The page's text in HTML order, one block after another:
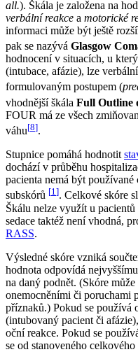
all.). Škála je založena na
verbální reakce a motorické
informaci může být ještě
pak se nazývá Glasgow
hodnocení v situacích, u
(intubace, afázie), lze
formulovaným postupem (
vhodnější škála Full Outline
FOUR má ze všech
váhu[8].
Stupnice pomáhá hodnotit
dochází v průběhu
pacienta nemá být
subskórů [1]. Celkové skóre
Škálu nelze využít u
sedace taktéž není vhodná,
RASS.
Výsledné skóre vzniká
hodnota odpovídá
na daný podnět. (Skóre
onemocněními či poruchami
příznaků.) Pokud se používá
(intubovaný pacient či
oční reakce. Pokud se
se od stanoveného